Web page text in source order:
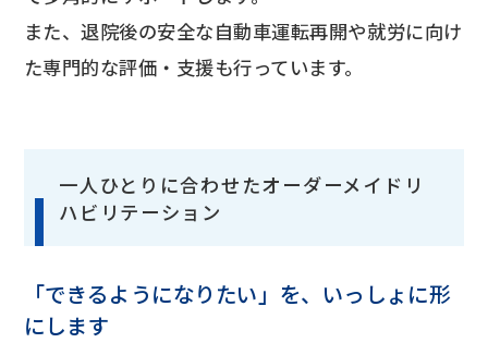
また、退院後の安全な自動車運転再開や就労に向け
た専門的な評価・支援も行っています。
一人ひとりに合わせたオーダーメイドリ
ハビリテーション
「できるようになりたい」を、いっしょに形
にします